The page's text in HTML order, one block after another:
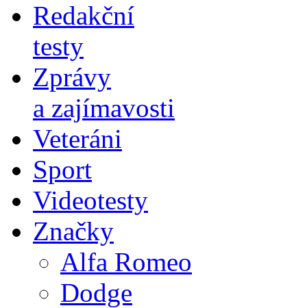
Redakční
testy
Zprávy
a zajímavosti
Veteráni
Sport
Videotesty
Značky
Alfa Romeo
Dodge